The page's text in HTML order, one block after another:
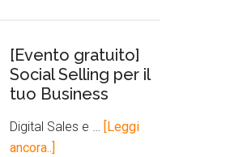
[Evento gratuito]
Social Selling per il
tuo Business
Digital Sales e …
[Leggi
ancora..]